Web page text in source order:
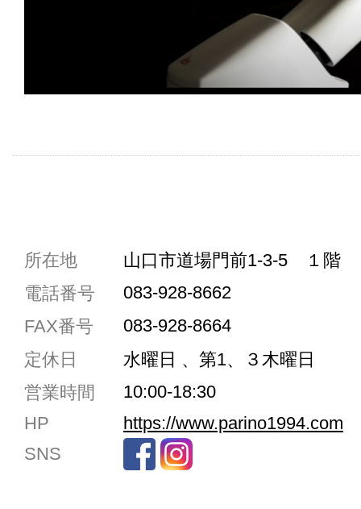
共通駐車券加盟店
共用トイレ
女性用トイレ
ベビールーム
禁煙
所在地
山口市道場門前1-3-5 １階
電話番号
083-928-8662
FAX番号
083-928-8664
定休日
水曜日 、第1、３木曜日
営業時間
10:00-18:30
HP
https://www.parino1994.com
SNS